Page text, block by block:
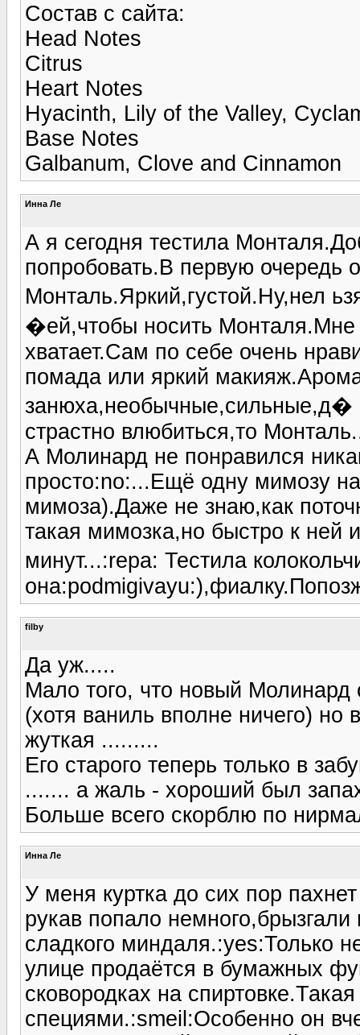
Состав с сайта:
Head Notes
Citrus
Heart Notes
Hyacinth, Lily of the Valley,
Base Notes
Galbanum, Clove and Cinnamon
Инна Ле
А я сегодня тестила
попробовать.В первую очередь
Монталь.Яркий,густой.Ну,нел
�ей,чтобы носить Монталя.Мне
хватает.Сам по себе очень
помада или яркий
занюха,необычные,сильные,д�
страстно влюбиться,то
А Молинард не понравился
просто:no:...Ещё одну мимозу
мимоза).Даже не знаю,как
такая мимозка,но быстро к ней
минут...:repa: Тестила
filby
Да уж.....
Мало того, что новый
(хотя ваниль вполне ничего)
жуткая .........
Его старого теперь только в
....... а жаль - хороший был
Больше всего скорблю по
Инна Ле
У меня куртка до сих пор
рукав попало
сладкого миндаля.:yes:Только
улице продаётся в бумажных
сковородках на
специями.:smeil:Особенно он